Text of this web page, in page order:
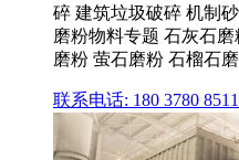
碎 建筑垃圾破碎 机制
磨粉物料专题 石灰石
磨粉 萤石磨粉 石榴石
联系电话: 180 3780 8511